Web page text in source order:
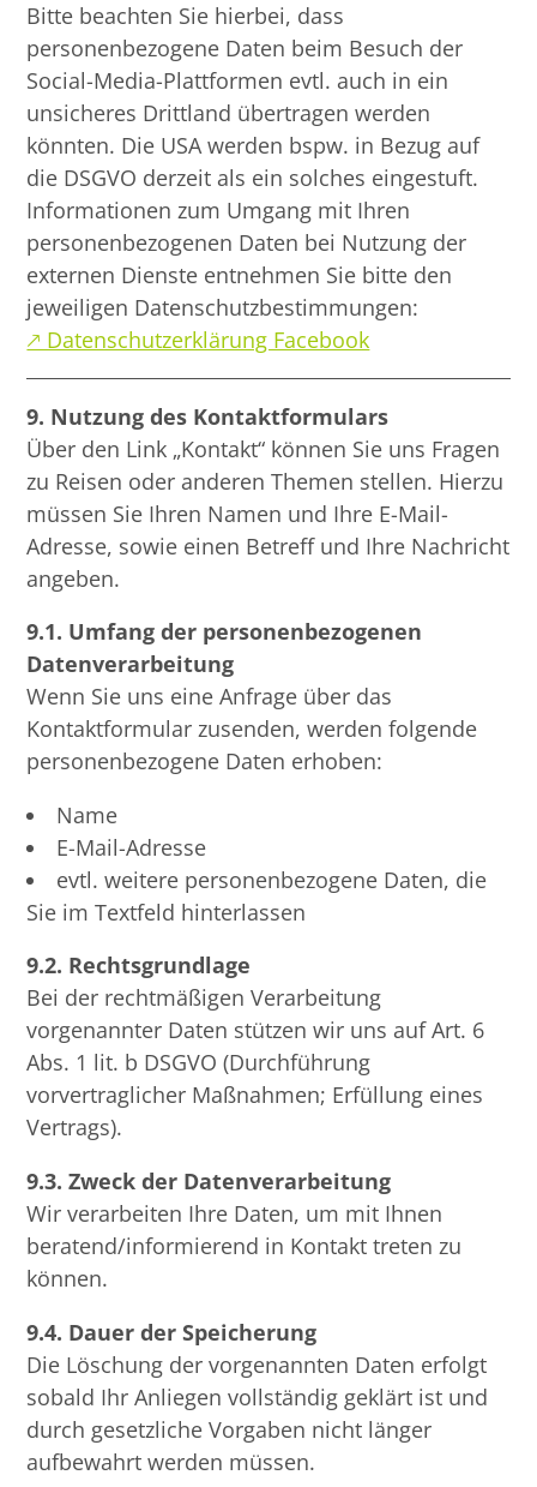
Bitte beachten Sie hierbei, dass
personenbezogene Daten beim Besuch der
Social-Media-Plattformen evtl. auch in ein
unsicheres Drittland übertragen werden
könnten. Die USA werden bspw. in Bezug auf
die DSGVO derzeit als ein solches eingestuft.
Informationen zum Umgang mit Ihren
personenbezogenen Daten bei Nutzung der
externen Dienste entnehmen Sie bitte den
jeweiligen Datenschutzbestimmungen:
🡕 Datenschutzerklärung Facebook
9. Nutzung des Kontaktformulars
Über den Link „Kontakt“ können Sie uns Fragen
zu Reisen oder anderen Themen stellen. Hierzu
müssen Sie Ihren Namen und Ihre E-Mail-
Adresse, sowie einen Betreff und Ihre Nachricht
angeben.
9.1. Umfang der personenbezogenen
Datenverarbeitung
Wenn Sie uns eine Anfrage über das
Kontaktformular zusenden, werden folgende
personenbezogene Daten erhoben:
Name
E-Mail-Adresse
evtl. weitere personenbezogene Daten, die
Sie im Textfeld hinterlassen
9.2. Rechtsgrundlage
Bei der rechtmäßigen Verarbeitung
vorgenannter Daten stützen wir uns auf Art. 6
Abs. 1 lit. b DSGVO (Durchführung
vorvertraglicher Maßnahmen; Erfüllung eines
Vertrags).
9.3. Zweck der Datenverarbeitung
Wir verarbeiten Ihre Daten, um mit Ihnen
beratend/informierend in Kontakt treten zu
können.
9.4. Dauer der Speicherung
Die Löschung der vorgenannten Daten erfolgt
sobald Ihr Anliegen vollständig geklärt ist und
durch gesetzliche Vorgaben nicht länger
aufbewahrt werden müssen.